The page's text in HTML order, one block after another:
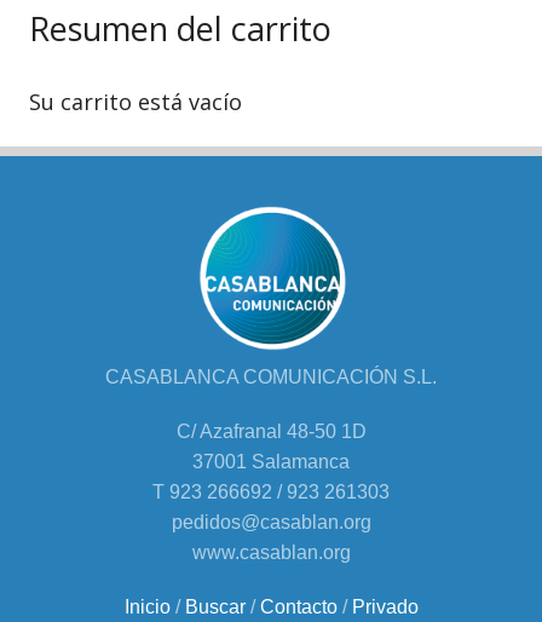
Resumen del carrito
Su carrito está vacío
CASABLANCA COMUNICACIÓN S.L.
C/ Azafranal 48-50 1D
37001 Salamanca
T 923 266692 / 923 261303
pedidos@casablan.org
www.casablan.org
Inicio/ Buscar/Contacto/ Privado